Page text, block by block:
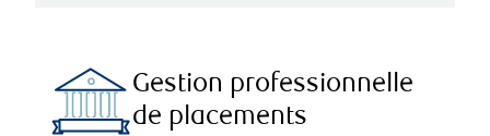
Gestion professionnelle
de placements